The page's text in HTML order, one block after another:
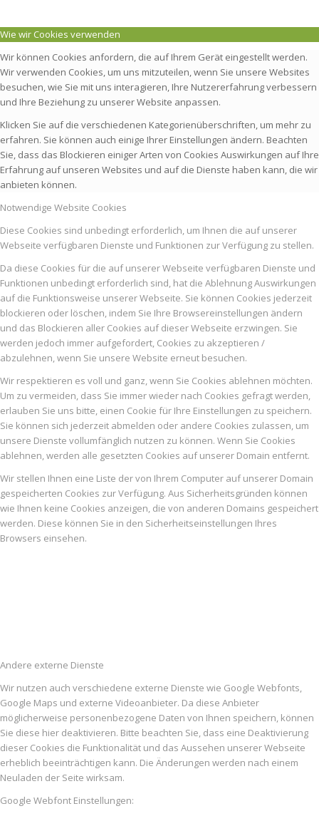
Wie wir Cookies verwenden
Wir können Cookies anfordern, die auf Ihrem Gerät eingestellt werden.
Wir verwenden Cookies, um uns mitzuteilen, wenn Sie unsere Websites
besuchen, wie Sie mit uns interagieren, Ihre Nutzererfahrung verbessern
und Ihre Beziehung zu unserer Website anpassen.
Klicken Sie auf die verschiedenen Kategorienüberschriften, um mehr zu
erfahren. Sie können auch einige Ihrer Einstellungen ändern. Beachten
Sie, dass das Blockieren einiger Arten von Cookies Auswirkungen auf Ihre
Erfahrung auf unseren Websites und auf die Dienste haben kann, die wir
anbieten können.
Notwendige Website Cookies
Diese Cookies sind unbedingt erforderlich, um Ihnen die auf unserer
Webseite verfügbaren Dienste und Funktionen zur Verfügung zu stellen.
Da diese Cookies für die auf unserer Webseite verfügbaren Dienste und
Funktionen unbedingt erforderlich sind, hat die Ablehnung Auswirkungen
auf die Funktionsweise unserer Webseite. Sie können Cookies jederzeit
blockieren oder löschen, indem Sie Ihre Browsereinstellungen ändern
und das Blockieren aller Cookies auf dieser Webseite erzwingen. Sie
werden jedoch immer aufgefordert, Cookies zu akzeptieren /
abzulehnen, wenn Sie unsere Website erneut besuchen.
Wir respektieren es voll und ganz, wenn Sie Cookies ablehnen möchten.
Um zu vermeiden, dass Sie immer wieder nach Cookies gefragt werden,
erlauben Sie uns bitte, einen Cookie für Ihre Einstellungen zu speichern.
Sie können sich jederzeit abmelden oder andere Cookies zulassen, um
unsere Dienste vollumfänglich nutzen zu können. Wenn Sie Cookies
ablehnen, werden alle gesetzten Cookies auf unserer Domain entfernt.
Wir stellen Ihnen eine Liste der von Ihrem Computer auf unserer Domain
gespeicherten Cookies zur Verfügung. Aus Sicherheitsgründen können
wie Ihnen keine Cookies anzeigen, die von anderen Domains gespeichert
werden. Diese können Sie in den Sicherheitseinstellungen Ihres
Browsers einsehen.
Andere externe Dienste
Wir nutzen auch verschiedene externe Dienste wie Google Webfonts,
Google Maps und externe Videoanbieter. Da diese Anbieter
möglicherweise personenbezogene Daten von Ihnen speichern, können
Sie diese hier deaktivieren. Bitte beachten Sie, dass eine Deaktivierung
dieser Cookies die Funktionalität und das Aussehen unserer Webseite
erheblich beeinträchtigen kann. Die Änderungen werden nach einem
Neuladen der Seite wirksam.
Google Webfont Einstellungen: